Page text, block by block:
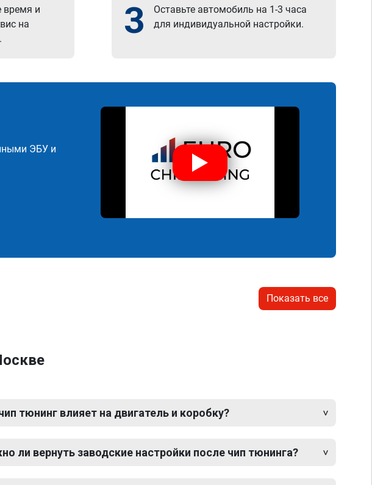
время и
на
3
Оставьте автомобиль на 1-3 часа
для индивидуальной настройки.
ЭБУ и
Показать все
тюнинг влияет на двигатель и коробку?
ли вернуть заводские настройки после чип тюнинга?